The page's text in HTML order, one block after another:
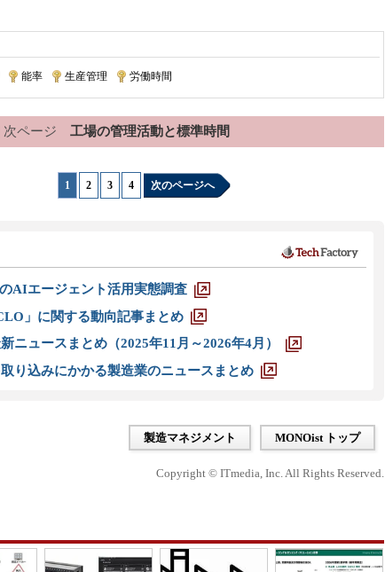
能率 生産管理 労働時間
次ページ 工場の管理活動と標準時間
1 2 3 4 次のページへ
AIエージェント活用実態調査
」に関する動向記事まとめ
ニュースまとめ（2025年11月～2026年4月）
り込みにかかる製造業のニュースまとめ
製造マネジメント MONOist トップ
Copyright © ITmedia, Inc. All Rights Reserved.